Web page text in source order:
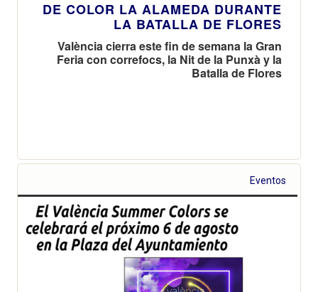
DE COLOR LA ALAMEDA DURANTE
LA BATALLA DE FLORES
València cierra este fin de semana la Gran
Feria con correfocs, la Nit de la Punxà y la
Batalla de Flores
Eventos